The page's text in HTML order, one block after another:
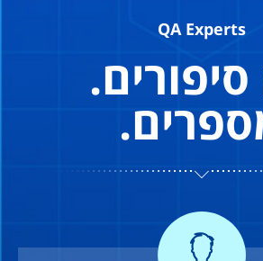
QA Experts